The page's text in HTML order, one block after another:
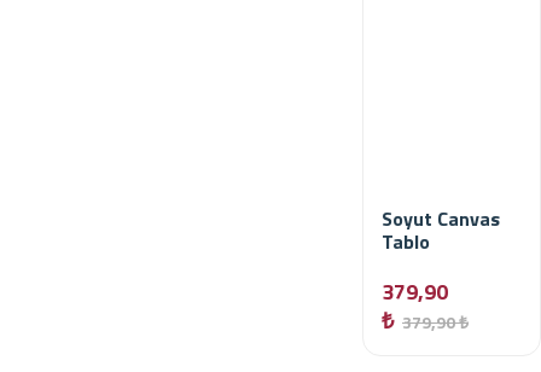
Soyut Canvas
Tablo
379,90
₺ 379,90 ₺